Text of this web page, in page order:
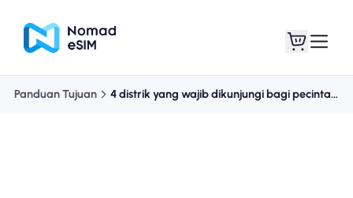
Panduan Tujuan 4 distrik yang wajib dikunjungi bagi pecinta anime